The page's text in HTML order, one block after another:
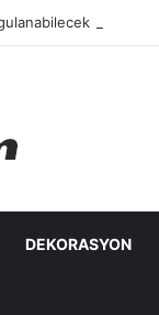
Leke
DEKORASYON